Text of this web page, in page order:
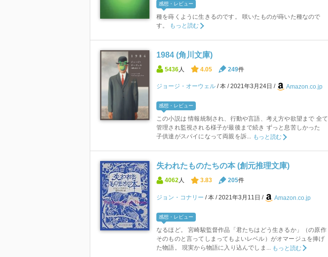
感想・レビュー
種を蒔くように生きるのです。 咲いたものが蒔いた種なので
す。
もっと読む
1984 (角川文庫)
5436 人 4.05 249件
ジョージ・オーウェル 本 2021年3月24日 Amazon.co.jp
感想・レビュー
この小説は 情報統制され、行動や言語、考え方や欲望まで 全て
管理され監視される様子が最後まで続き ずっと息苦しかった
子供達がスパイになって両親を訴... もっと読む
失われたものたちの本 (創元推理文庫)
4062人 3.83 205件
ジョン・コナリー 本 2021年3月11日 Amazon.co.jp
感想・レビュー
なるほど。 宮崎駿監督作品「君たちはどう生きるか」（の原作
そのものと言ってしまってもよいレベル）がオマージュを捧げ
た物語。 現実から物語に入り込んでしま... もっと読む